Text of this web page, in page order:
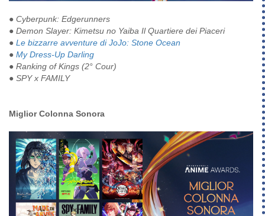
● Cyberpunk: Edgerunners
● Demon Slayer: Kimetsu no Yaiba Il Quartiere dei Piaceri
● Le bizzarre avventure di JoJo: Stone Ocean
● My Dress-Up Darling
● Ranking of Kings (2° Cour)
● SPY x FAMILY
Miglior Colonna Sonora